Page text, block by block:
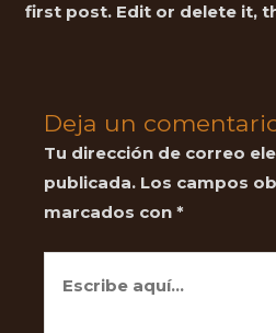
first post. Edit or delete it,
Deja un
Tu dirección de correo
publicada. Los campos
marcados con*
aquí...